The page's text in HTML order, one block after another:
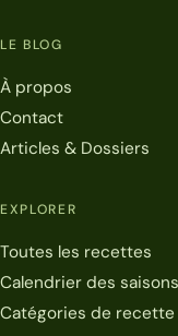
LE BLOG
À propos
Contact
Articles & Dossiers
EXPLORER
Toutes les recettes
Calendrier des saisons
Catégories de recette